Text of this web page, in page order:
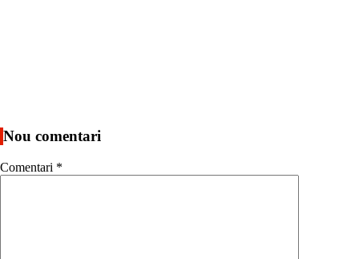
Nou comentari
Comentari *